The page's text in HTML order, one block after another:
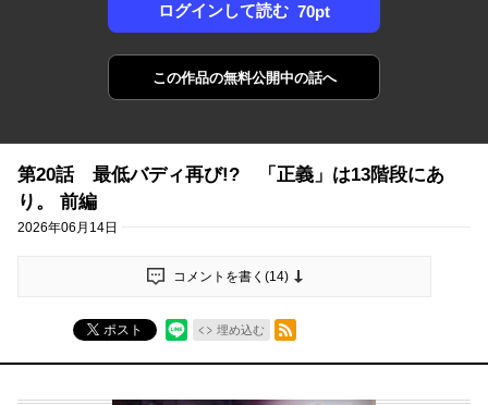
ログインして読む 70pt
この作品の無料公開中の話へ
第20話 最低バディ再び!? 「正義」は13階段にあ
り。 前編
2026年06月14日
コメントを書く(14)
ポスト 埋め込む
RSSフィード